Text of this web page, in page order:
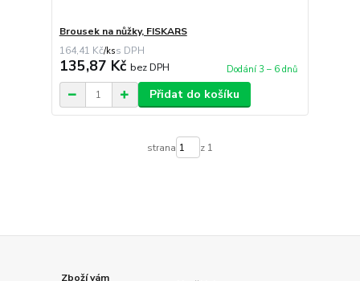
Brousek na nůžky, FISKARS
164,41 Kč/ks
135,87 Kč bez DPH Dodání 3 – 6 dnů
Přidat do košíku
strana z 1
Zboží vám